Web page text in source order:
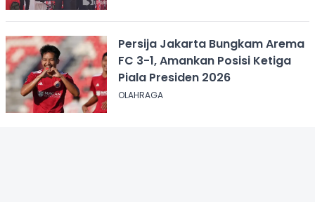
Persija Jakarta Bungkam Arema
FC 3-1, Amankan Posisi Ketiga
Piala Presiden 2026
OLAHRAGA